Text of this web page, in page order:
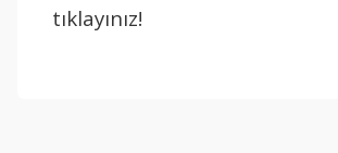
tıklayınız!